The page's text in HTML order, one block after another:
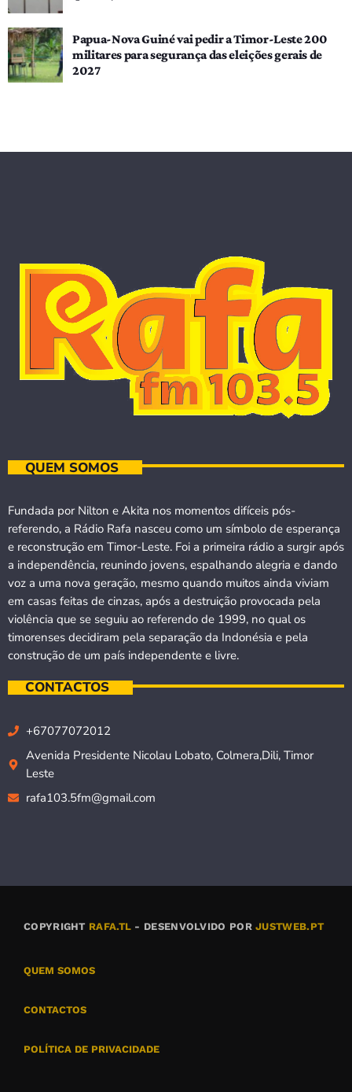
Papua-Nova Guiné vai pedir a Timor-Leste 200
militares para segurança das eleições gerais de
2027
QUEM SOMOS
Fundada por Nilton e Akita nos momentos difíceis pós-
referendo, a Rádio Rafa nasceu como um símbolo de esperança
e reconstrução em Timor-Leste. Foi a primeira rádio a surgir após
a independência, reunindo jovens, espalhando alegria e dando
voz a uma nova geração, mesmo quando muitos ainda viviam
em casas feitas de cinzas, após a destruição provocada pela
violência que se seguiu ao referendo de 1999, no qual os
timorenses decidiram pela separação da Indonésia e pela
construção de um país independente e livre.
CONTACTOS
+67077072012
Avenida Presidente Nicolau Lobato, Colmera,Dili, Timor
Leste
rafa103.5fm@gmail.com
COPYRIGHT RAFA.TL - DESENVOLVIDO PORJUSTWEB.PT
QUEM SOMOS
CONTACTOS
POLÍTICA DE PRIVACIDADE